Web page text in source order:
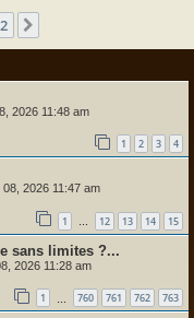
c
2
2026 11:48 am
1 2 3 4
2026 11:47 am
1 … 12 13 14 15
sans limites ?...
2026 11:28 am
1 760 761 762 763